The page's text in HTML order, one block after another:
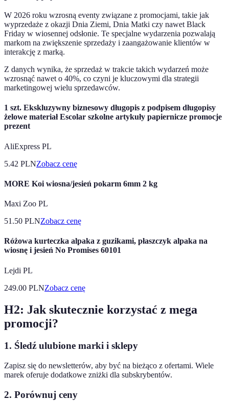
W 2026 roku wzrosną eventy związane z promocjami, takie jak
wyprzedaże z okazji Dnia Ziemi, Dnia Matki czy nawet Black
Friday w wiosennej odsłonie. Te specjalne wydarzenia pozwalają
markom na zwiększenie sprzedaży i zaangażowanie klientów w
interakcję z marką.
Z danych wynika, że sprzedaż w trakcie takich wydarzeń może
wzrosnąć nawet o 40%, co czyni je kluczowymi dla strategii
marketingowej wielu sprzedawców.
1 szt. Ekskluzywny biznesowy długopis z podpisem długopisy
żelowe materiał Escolar szkolne artykuły papiernicze promocje
prezent
AliExpress PL
5.42 PLNZobacz cenę
MORE Koi wiosna/jesień pokarm 6mm 2 kg
Maxi Zoo PL
51.50 PLNZobacz cenę
Różowa kurteczka alpaka z guzikami, płaszczyk alpaka na
wiosnę i jesień No Promises 60101
Lejdi PL
249.00 PLNZobacz cenę
H2: Jak skutecznie korzystać z mega
promocji?
1. Śledź ulubione marki i sklepy
Zapisz się do newsletterów, aby być na bieżąco z ofertami. Wiele
marek oferuje dodatkowe zniżki dla subskrybentów.
2. Porównuj ceny